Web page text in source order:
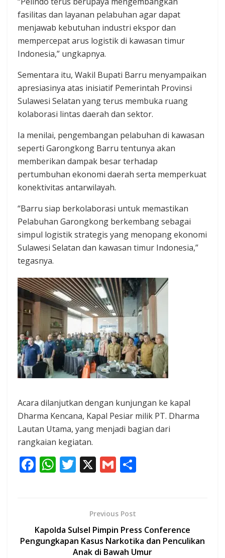
fasilitas dan layanan pelabuhan agar dapat
menjawab kebutuhan industri ekspor dan
mempercepat arus logistik di kawasan timur
Indonesia,” ungkapnya.
Sementara itu, Wakil Bupati Barru menyampaikan
apresiasinya atas inisiatif Pemerintah Provinsi
Sulawesi Selatan yang terus membuka ruang
kolaborasi lintas daerah dan sektor.
Ia menilai, pengembangan pelabuhan di kawasan
seperti Garongkong Barru tentunya akan
memberikan dampak besar terhadap
pertumbuhan ekonomi daerah serta memperkuat
konektivitas antarwilayah.
“Barru siap berkolaborasi untuk memastikan
Pelabuhan Garongkong berkembang sebagai
simpul logistik strategis yang menopang ekonomi
Sulawesi Selatan dan kawasan timur Indonesia,”
tegasnya.
Acara dilanjutkan dengan kunjungan ke kapal
Dharma Kencana, Kapal Pesiar milik PT. Dharma
Lautan Utama, yang menjadi bagian dari
rangkaian kegiatan.
F
o
o
W
A
p
T
er
X G
l
Previous Post
Kapolda Sulsel Pimpin Press Conference
Pengungkapan Kasus Narkotika dan Penculikan
Anak di Bawah Umur